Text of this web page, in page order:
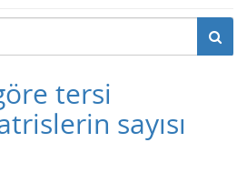
tersi
sayısı